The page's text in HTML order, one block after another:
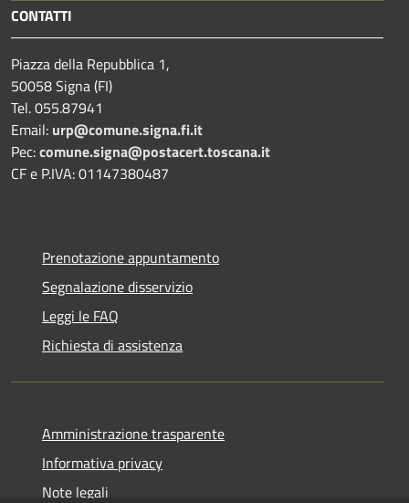
CONTATTI
Piazza della Repubblica 1,
50058 Signa (FI)
Tel. 055.87941
Email: urp@comune.signa.fi.it
Pec:comune.signa@postacert.toscana.it
CF e P.IVA: 01147380487
Prenotazione appuntamento
Segnalazione disservizio
Leggi le FAQ
Richiesta di assistenza
Amministrazione trasparente
Informativa privacy
Note legali